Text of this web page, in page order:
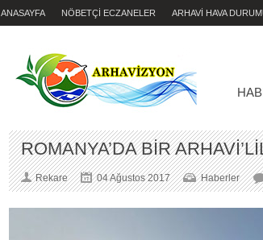
ANASAYFA NÖBETÇİ ECZANELER ARHAVİ HAVA
ROMANYA’DA BİR
Rekare 04 Ağustos 2017 Haberler